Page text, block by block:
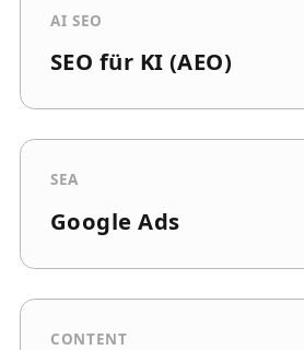
AI SEO
SEO für KI (AEO)
SEA
Google Ads
CONTENT